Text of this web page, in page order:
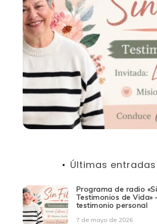
Últimas entradas
Programa de radio
Testimonios de Vida»
testimonio personal
7 de mayo de 2026